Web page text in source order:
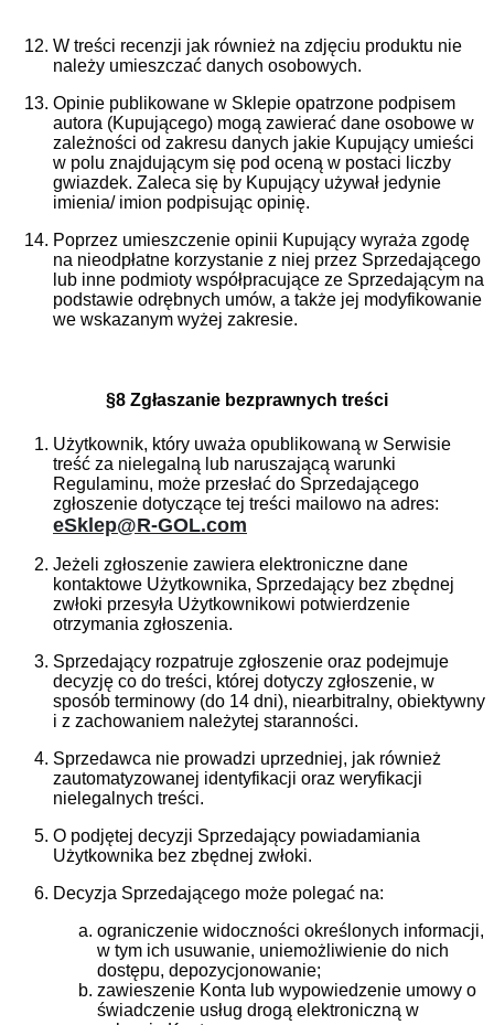
W treści recenzji jak również na zdjęciu produktu nie
należy umieszczać danych osobowych.
Opinie publikowane w Sklepie opatrzone podpisem
autora (Kupującego) mogą zawierać dane osobowe w
zależności od zakresu danych jakie Kupujący umieści
w polu znajdującym się pod oceną w postaci liczby
gwiazdek. Zaleca się by Kupujący używał jedynie
imienia/ imion podpisując opinię.
Poprzez umieszczenie opinii Kupujący wyraża zgodę
na nieodpłatne korzystanie z niej przez Sprzedającego
lub inne podmioty współpracujące ze Sprzedającym na
podstawie odrębnych umów, a także jej modyfikowanie
we wskazanym wyżej zakresie.
§8 Zgłaszanie bezprawnych treści
Użytkownik, który uważa opublikowaną w Serwisie
treść za nielegalną lub naruszającą warunki
Regulaminu, może przesłać do Sprzedającego
zgłoszenie dotyczące tej treści mailowo na adres:
eSklep@R-GOL.com
Jeżeli zgłoszenie zawiera elektroniczne dane
kontaktowe Użytkownika, Sprzedający bez zbędnej
zwłoki przesyła Użytkownikowi potwierdzenie
otrzymania zgłoszenia.
Sprzedający rozpatruje zgłoszenie oraz podejmuje
decyzję co do treści, której dotyczy zgłoszenie, w
sposób terminowy (do 14 dni), niearbitralny, obiektywny
i z zachowaniem należytej staranności.
Sprzedawca nie prowadzi uprzedniej, jak również
zautomatyzowanej identyfikacji oraz weryfikacji
nielegalnych treści.
O podjętej decyzji Sprzedający powiadamiania
Użytkownika bez zbędnej zwłoki.
Decyzja Sprzedającego może polegać na:
ograniczenie widoczności określonych informacji,
w tym ich usuwanie, uniemożliwienie do nich
dostępu, depozycjonowanie;
zawieszenie Konta lub wypowiedzenie umowy o
świadczenie usług drogą elektroniczną w